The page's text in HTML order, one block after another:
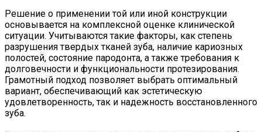
Решение о применении той или иной конструкции
основывается на комплексной оценке клинической
ситуации. Учитываются такие факторы, как степень
разрушения твердых тканей зуба, наличие кариозных
полостей, состояние пародонта, а также требования к
долговечности и функциональности протезирования.
Грамотный подход позволяет выбрать оптимальный
вариант, обеспечивающий как эстетическую
удовлетворенность, так и надежность восстановленного
зуба.